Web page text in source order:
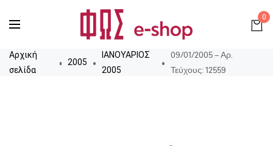
0
Αρχική
σελίδα
2005
ΙΑΝΟΥΑΡΙΟΣ
2005
09/01/2005 – Αρ.
Τεύχους: 12559